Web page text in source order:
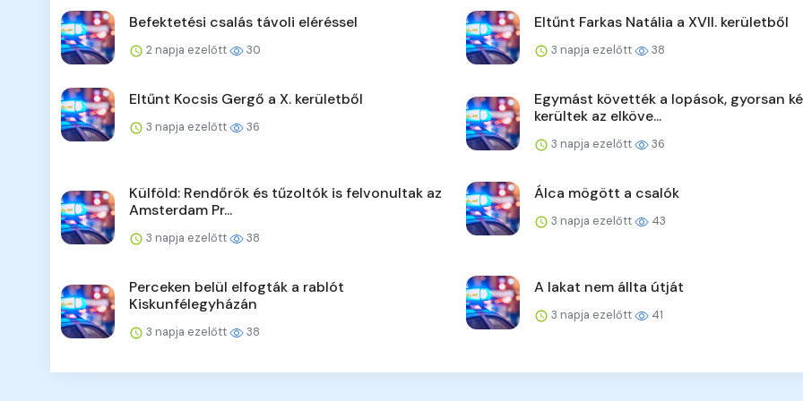
Befektetési csalás távoli eléréssel
2 napja ezelőtt 30
Eltűnt Farkas Natália a XVII. kerületből
3 napja ezelőtt 38
Eltűnt Kocsis Gergő a X. kerületből
3 napja ezelőtt 36
Egymást követték a lopások, gyorsan
kerültek az elköve...
3 napja ezelőtt 36
Külföld: Rendőrök és tűzoltók is felvonultak az
Amsterdam Pr...
3 napja ezelőtt 38
Álca mögött a csalók
3 napja ezelőtt 43
Perceken belül elfogták a rablót
Kiskunfélegyházán
3 napja ezelőtt 38
A lakat nem állta útját
3 napja ezelőtt 41